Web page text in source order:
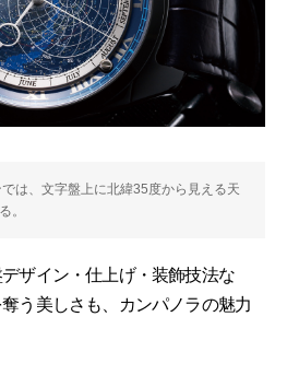
は、文字盤上に北緯35度から見える天
。
ザイン・仕上げ・装飾技法な
う美しさも、カンパノラの魅力